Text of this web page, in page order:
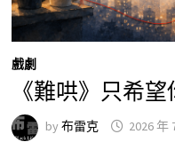
戲劇
《難哄》只希
by 布雷克 2026 年